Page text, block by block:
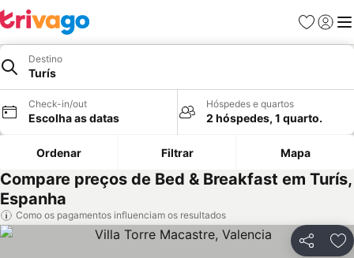
Favoritos
Iniciar
Destino
Turís
Check-in/out
Escolha as datas
Hóspedes e quartos
2 hóspedes, 1 quarto.
Ordenar Filtrar Mapa
Compare preços de Bed & Breakfast em Turís,
Espanha
Como os pagamentos influenciam os resultados
Partilhar